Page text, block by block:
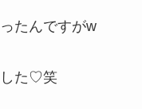
たんですがw
した♡笑